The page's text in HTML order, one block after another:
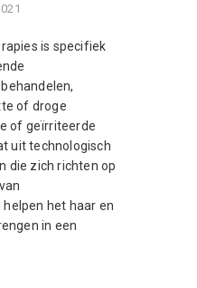
is specifiek
of droge
of geïrriteerde
uit technologisch
die zich richten op
het haar en
in een